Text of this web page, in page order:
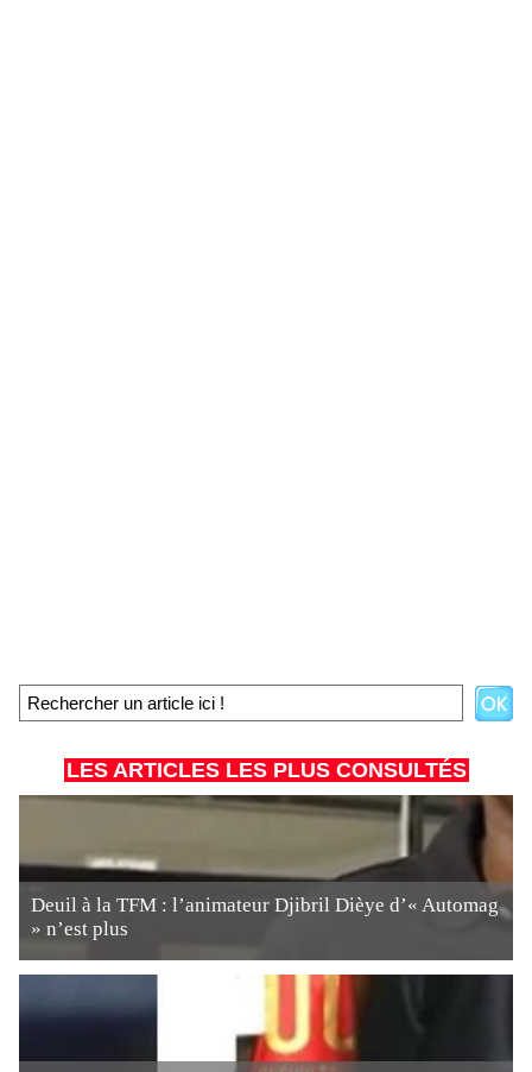
LES ARTICLES LES PLUS CONSULTÉS
Deuil à la TFM : l’animateur Djibril Dièye d’« Automag
» n’est plus